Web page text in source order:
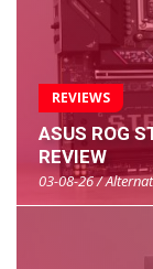
REVIEWS
ASUS ROG
REVIEW
03-08-26 /